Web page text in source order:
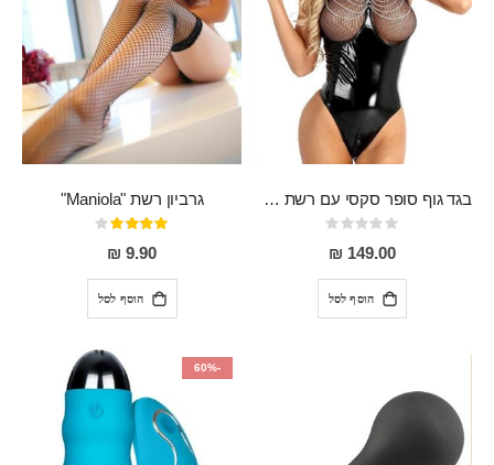
בגד גוף סופר סקסי עם רשת שקופה בחזה ושרשרות מלמעלה וריצרץ מלמטה Pan במפשעה
Rating:
0%
149.00 ₪
הוסף לסל
גרביון רשת "Maniola"
דירוג:
80%
9.90 ₪
הוסף לסל
-60%